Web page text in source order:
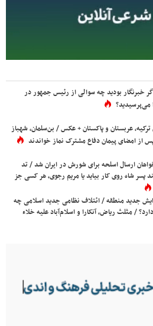
خبرنگار بودید چه سوالی از رئیس جمهور در
عربستان و پاکستان + عکس / بن‌سلمان، شهباز
از امضای پیمان دفاع مشترک نماز خواندند
ارسال اسلحه برای شورش در ایران شد / تد
پسر شاه روی کار بیاید یا مریم رجوی، هر کسی جز
جدید منطقه / ائتلاف نظامی جدید اسلامی چه
/ مثلث ریاض، آنکارا و اسلام‌آباد علیه خلاء